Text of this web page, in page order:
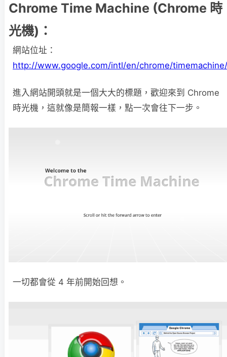
Chrome Time Machine (Chrome 時
光機)：
網站位址：
http://www.google.com/intl/en/chrome/timemachine/
進入網站開頭就是一個大大的標題，歡迎來到 Chrome
時光機，這就像是簡報一樣，點一次會往下一步。
一切都會從 4 年前開始回想。